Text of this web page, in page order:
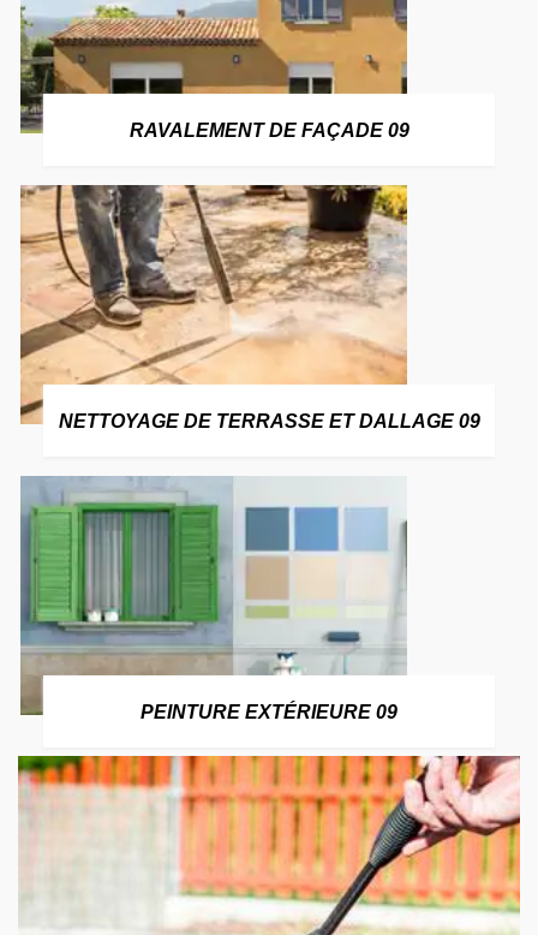
RAVALEMENT DE FAÇADE 09
NETTOYAGE DE TERRASSE ET DALLAGE 09
PEINTURE EXTÉRIEURE 09